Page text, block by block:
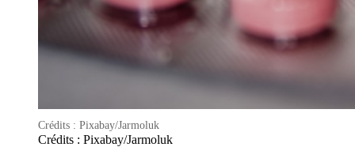
Crédits : Pixabay/Jarmoluk
Crédits : Pixabay/Jarmoluk